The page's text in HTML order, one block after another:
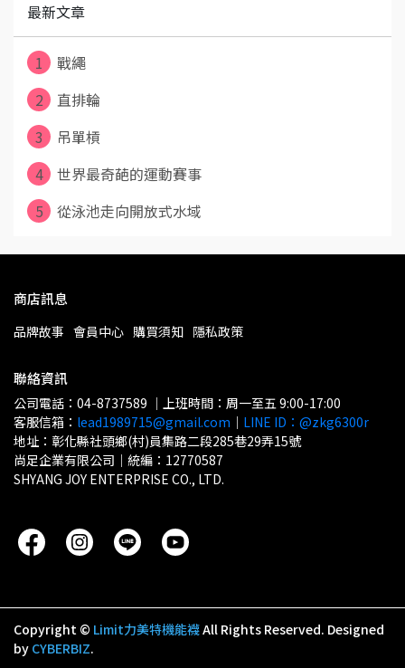
最新文章
1
戰繩
2
直排輪
3
吊單槓
4
世界最奇葩的運動賽事
5
從泳池走向開放式水域
商店訊息
品牌故事 會員中心 購買須知 隱私政策
聯絡資訊
公司電話：04-8737589 ｜上班時間：周一至五 9:00-17:00
客服信箱： lead1989715@gmail.com ｜ LINE ID：@zkg6300r
地址：彰化縣社頭鄉(村)員集路二段285巷29弄15號
尚足企業有限公司｜統編：12770587
SHYANG JOY ENTERPRISE CO., LTD.
Copyright © Limit力美特機能襪All Rights Reserved. Designed
by CYBERBIZ.